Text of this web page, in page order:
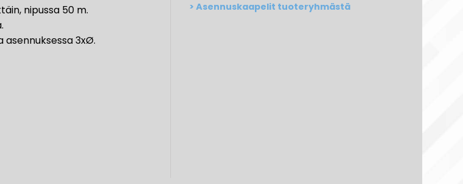
nipussa 50 m.
asennuksessa 3xØ.
Asennuskaapelit tuoteryhmästä